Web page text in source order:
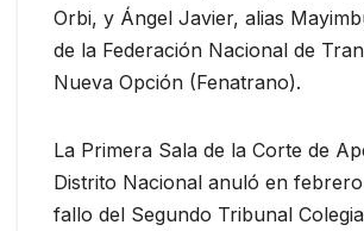
Orbi, y Ángel Javier, alias
de la Federación Nacional de
Nueva Opción (Fenatrano).
La Primera Sala de la Corte de
Distrito Nacional anuló en
fallo del Segundo Tribunal